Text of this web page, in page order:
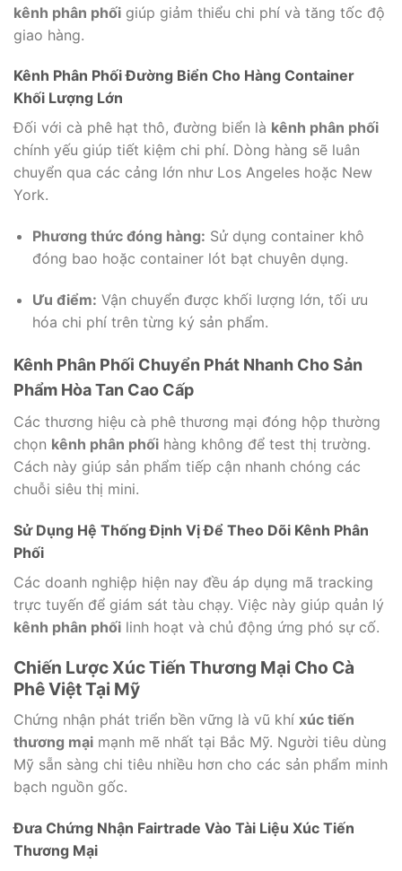
kênh phân phối giúp giảm thiểu chi phí và tăng tốc độ
giao hàng.
Kênh Phân Phối Đường Biển Cho Hàng Container
Khối Lượng Lớn
Đối với cà phê hạt thô, đường biển là kênh phân phối
chính yếu giúp tiết kiệm chi phí. Dòng hàng sẽ luân
chuyển qua các cảng lớn như Los Angeles hoặc New
York.
Phương thức đóng hàng: Sử dụng container khô
đóng bao hoặc container lót bạt chuyên dụng.
Ưu điểm: Vận chuyển được khối lượng lớn, tối ưu
hóa chi phí trên từng ký sản phẩm.
Kênh Phân Phối Chuyển Phát Nhanh Cho Sản
Phẩm Hòa Tan Cao Cấp
Các thương hiệu cà phê thương mại đóng hộp thường
chọn kênh phân phối hàng không để test thị trường.
Cách này giúp sản phẩm tiếp cận nhanh chóng các
chuỗi siêu thị mini.
Sử Dụng Hệ Thống Định Vị Để Theo Dõi Kênh Phân
Phối
Các doanh nghiệp hiện nay đều áp dụng mã tracking
trực tuyến để giám sát tàu chạy. Việc này giúp quản lý
kênh phân phối linh hoạt và chủ động ứng phó sự cố.
Chiến Lược Xúc Tiến Thương Mại Cho Cà
Phê Việt Tại Mỹ
Chứng nhận phát triển bền vững là vũ khí xúc tiến
thương mại mạnh mẽ nhất tại Bắc Mỹ. Người tiêu dùng
Mỹ sẵn sàng chi tiêu nhiều hơn cho các sản phẩm minh
bạch nguồn gốc.
Đưa Chứng Nhận Fairtrade Vào Tài Liệu Xúc Tiến
Thương Mại